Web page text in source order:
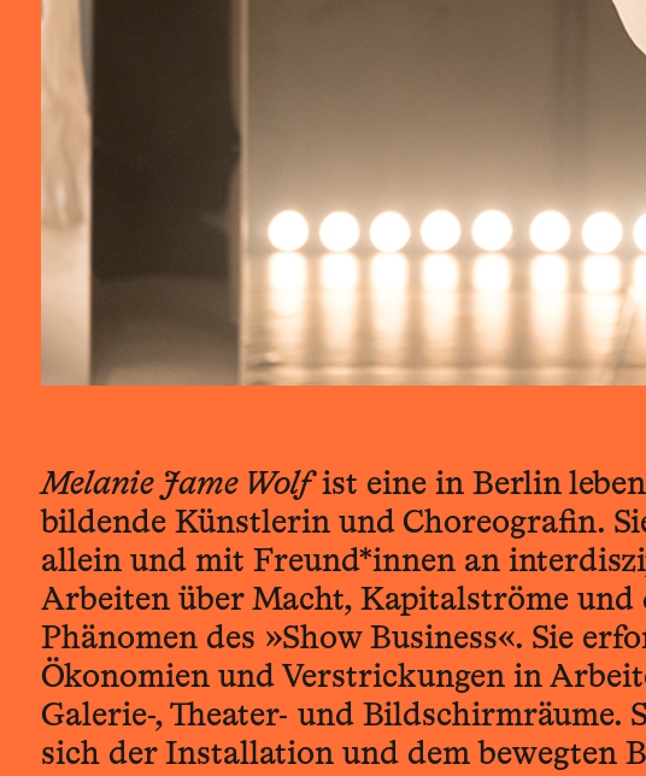
Melanie Jame Wolfist eine in Berlin
bildende Künstlerin und Choreografin.
allein und mit Freund*innen an
Arbeiten über Macht, Kapitalströme und
Phänomen des »Show Business«. Sie
Ökonomien und Verstrickungen in
Galerie-, Theater- und Bildschirmräume.
sich der Installation und dem bewegten